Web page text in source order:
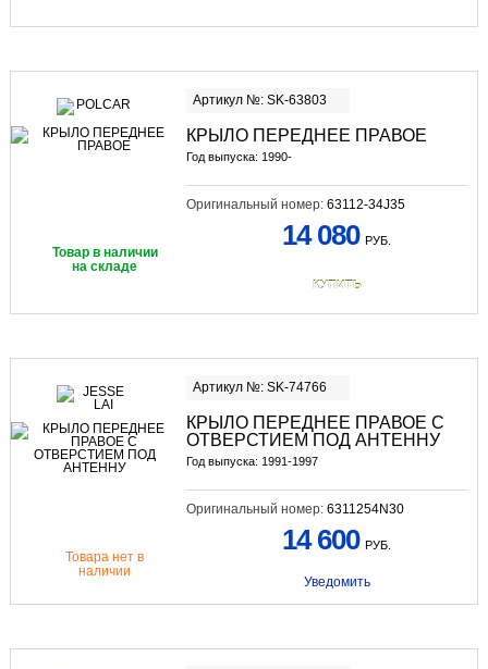
Артикул №: SK-63803
КРЫЛО ПЕРЕДНЕЕ ПРАВОЕ
Год выпуска: 1990-
Оригинальный номер: 63112-34J35
Товар в наличии
на складе
14 080 РУБ.
КУПИТЬ
Артикул №: SK-74766
КРЫЛО ПЕРЕДНЕЕ ПРАВОЕ С
ОТВЕРСТИЕМ ПОД АНТЕННУ
Год выпуска: 1991-1997
Оригинальный номер: 6311254N30
Товара нет в
наличии
14 600 РУБ.
Уведомить